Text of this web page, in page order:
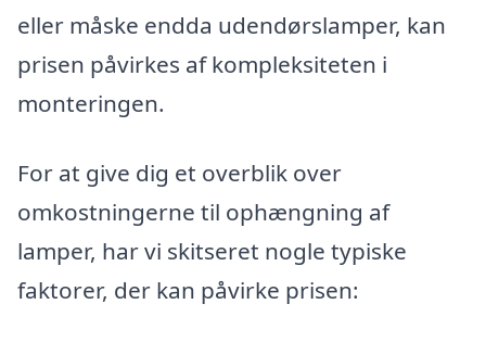
eller måske endda udendørslamper, kan
prisen påvirkes af kompleksiteten i
monteringen.
For at give dig et overblik over
omkostningerne til ophængning af
lamper, har vi skitseret nogle typiske
faktorer, der kan påvirke prisen: